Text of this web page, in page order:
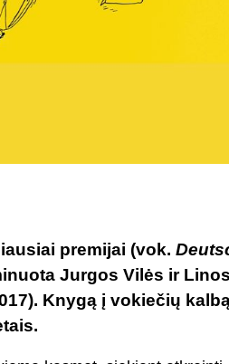
premijai (vok.
Jurgos Vilės ir
Knygą į vokiečių